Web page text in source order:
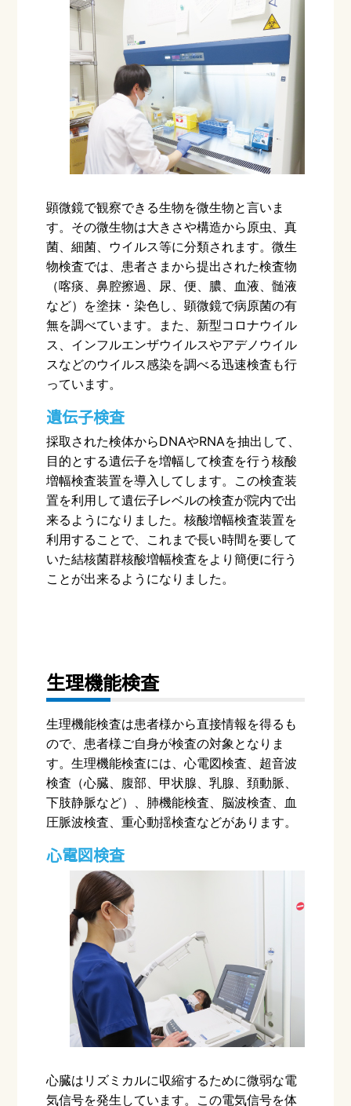
顕微鏡で観察できる生物を微生物と言いま
す。その微生物は大きさや構造から原虫、真
菌、細菌、ウイルス等に分類されます。微生
物検査では、患者さまから提出された検査物
（喀痰、鼻腔擦過、尿、便、膿、血液、髄液
など）を塗抹・染色し、顕微鏡で病原菌の有
無を調べています。また、新型コロナウイル
ス、インフルエンザウイルスやアデノウイル
スなどのウイルス感染を調べる迅速検査も行
っています。
遺伝子検査
採取された検体からDNAやRNAを抽出して、
目的とする遺伝子を増幅して検査を行う核酸
増幅検査装置を導入してします。この検査装
置を利用して遺伝子レベルの検査が院内で出
来るようになりました。核酸増幅検査装置を
利用することで、これまで長い時間を要して
いた結核菌群核酸増幅検査をより簡便に行う
ことが出来るようになりました。
生理機能検査
生理機能検査は患者様から直接情報を得るも
ので、患者様ご自身が検査の対象となりま
す。生理機能検査には、心電図検査、超音波
検査（心臓、腹部、甲状腺、乳腺、頚動脈、
下肢静脈など）、肺機能検査、脳波検査、血
圧脈波検査、重心動揺検査などがあります。
心電図検査
心臓はリズミカルに収縮するために微弱な電
気信号を発生しています。この電気信号を体